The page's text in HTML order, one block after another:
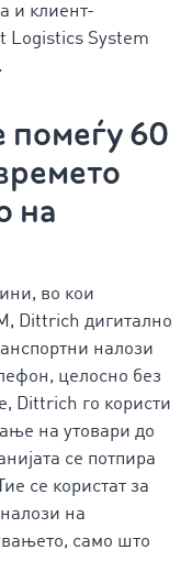
и клиент-
Logistics System
помеѓу 60
на
во кои
Dittrich дигитално
налози
целосно без
Dittrich го користи
на утовари до
се потпира
се користат за
на
само што